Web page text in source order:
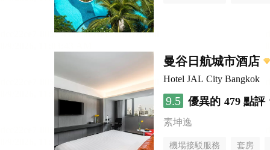
曼谷日航城市酒店
Hotel JAL City Bangkok
9.5 優異的 479 點評
素坤逸
機場接駁服務 套房